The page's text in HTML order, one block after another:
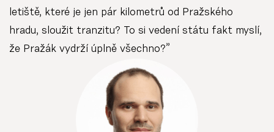
letiště, které je jen pár kilometrů od Pražského
hradu, sloužit tranzitu? To si vedení státu fakt myslí,
že Pražák vydrží úplně všechno?”